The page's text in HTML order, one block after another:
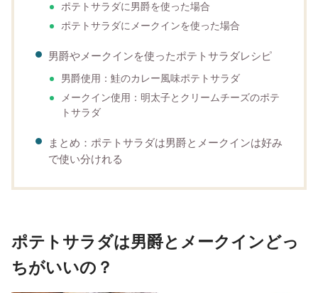
ポテトサラダに男爵を使った場合
ポテトサラダにメークインを使った場合
男爵やメークインを使ったポテトサラダレシピ
男爵使用：鮭のカレー風味ポテトサラダ
メークイン使用：明太子とクリームチーズのポテ
トサラダ
まとめ：ポテトサラダは男爵とメークインは好み
で使い分けれる
ポテトサラダは男爵とメークインどっ
ちがいいの？